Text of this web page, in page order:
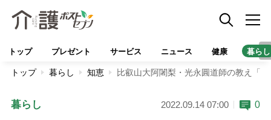
トップ プレゼント サービス ニュース 健康 暮らし
トップ 暮らし 知恵 比叡山大阿闍梨・光永圓道師の教え「
暮らし 2022.09.14 07:00 0